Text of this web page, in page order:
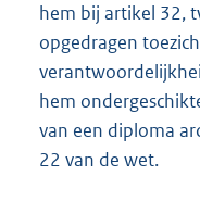
hem bij artikel 32,
opgedragen
hem
van een diploma
22 van de wet.